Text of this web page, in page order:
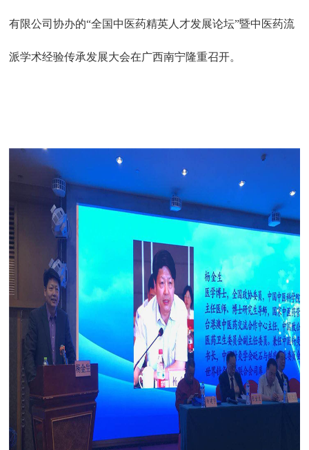
有限公司协办的“全国中医药精英人才发展论坛”暨中医药流
派学术经验传承发展大会在广西南宁隆重召开。